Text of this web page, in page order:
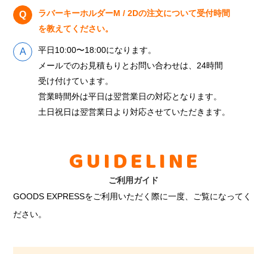
ラバーキーホルダーM / 2Dの注文について受付時間
を教えてください。
平日10:00〜18:00になります。
メールでのお見積もりとお問い合わせは、24時間
受け付けています。
営業時間外は平日は翌営業日の対応となります。
土日祝日は翌営業日より対応させていただきます。
GUIDELINE
ご利用ガイド
GOODS EXPRESSをご利用いただく際に一度、ご覧になってく
ださい。